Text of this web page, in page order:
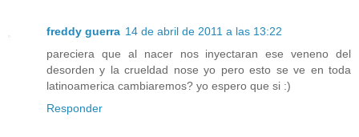
freddy guerra 14 de abril de 2011 a las 13:22
pareciera que al nacer nos inyectaran ese veneno del
desorden y la crueldad nose yo pero esto se ve en toda
latinoamerica cambiaremos? yo espero que si :)
Responder